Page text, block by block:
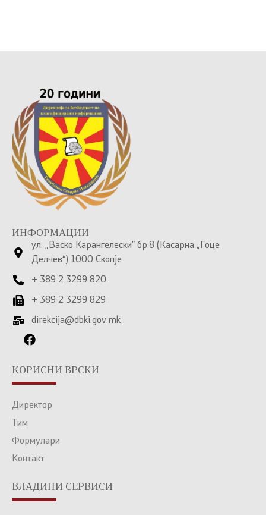
ИНФОРМАЦИИ
ул. „Васко Карангелески” бр.8 (Касарна „Гоце
Делчев“) 1000 Скопје
+ 389 2 3299 820
+ 389 2 3299 829
direkcija@dbki.gov.mk
КОРИСНИ ВРСКИ
Директор
Тим
Формулари
Контакт
ВЛАДИНИ СЕРВИСИ